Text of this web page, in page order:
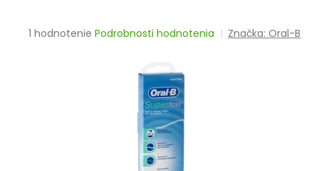
Priemerné
1 hodnotenie Podrobnosti hodnotenia Značka:Oral-B